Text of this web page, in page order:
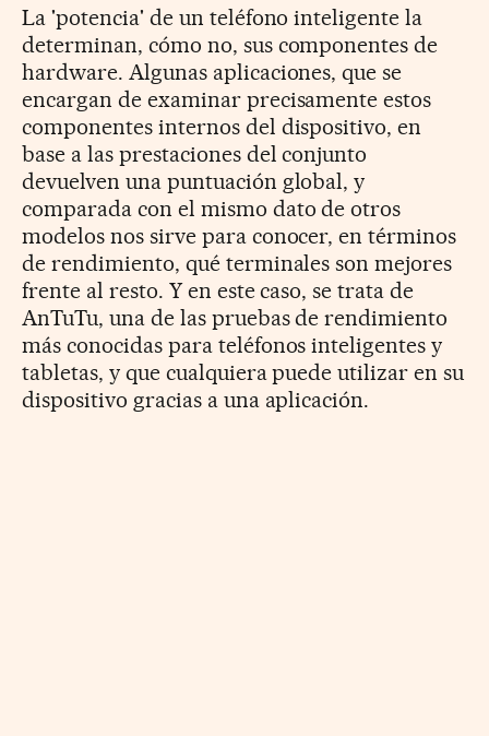
La 'potencia' de un teléfono inteligente la
determinan, cómo no, sus componentes de
hardware. Algunas aplicaciones, que se
encargan de examinar precisamente estos
componentes internos del dispositivo, en
base a las prestaciones del conjunto
devuelven una puntuación global, y
comparada con el mismo dato de otros
modelos nos sirve para conocer, en términos
de rendimiento, qué terminales son mejores
frente al resto. Y en este caso, se trata de
AnTuTu, una de las pruebas de rendimiento
más conocidas para teléfonos inteligentes y
tabletas, y que cualquiera puede utilizar en su
dispositivo gracias a una aplicación.